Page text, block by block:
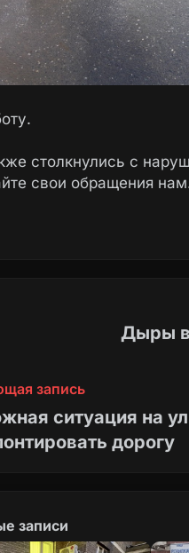
столкнулись с
свои обращения
Дыры в
запись
ситуация на
дорогу
записи